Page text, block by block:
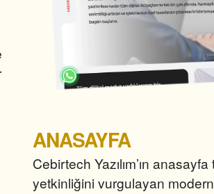
ANASAYFA
Cebirtech Yazılım’ın
yetkinliğini vurgulayan